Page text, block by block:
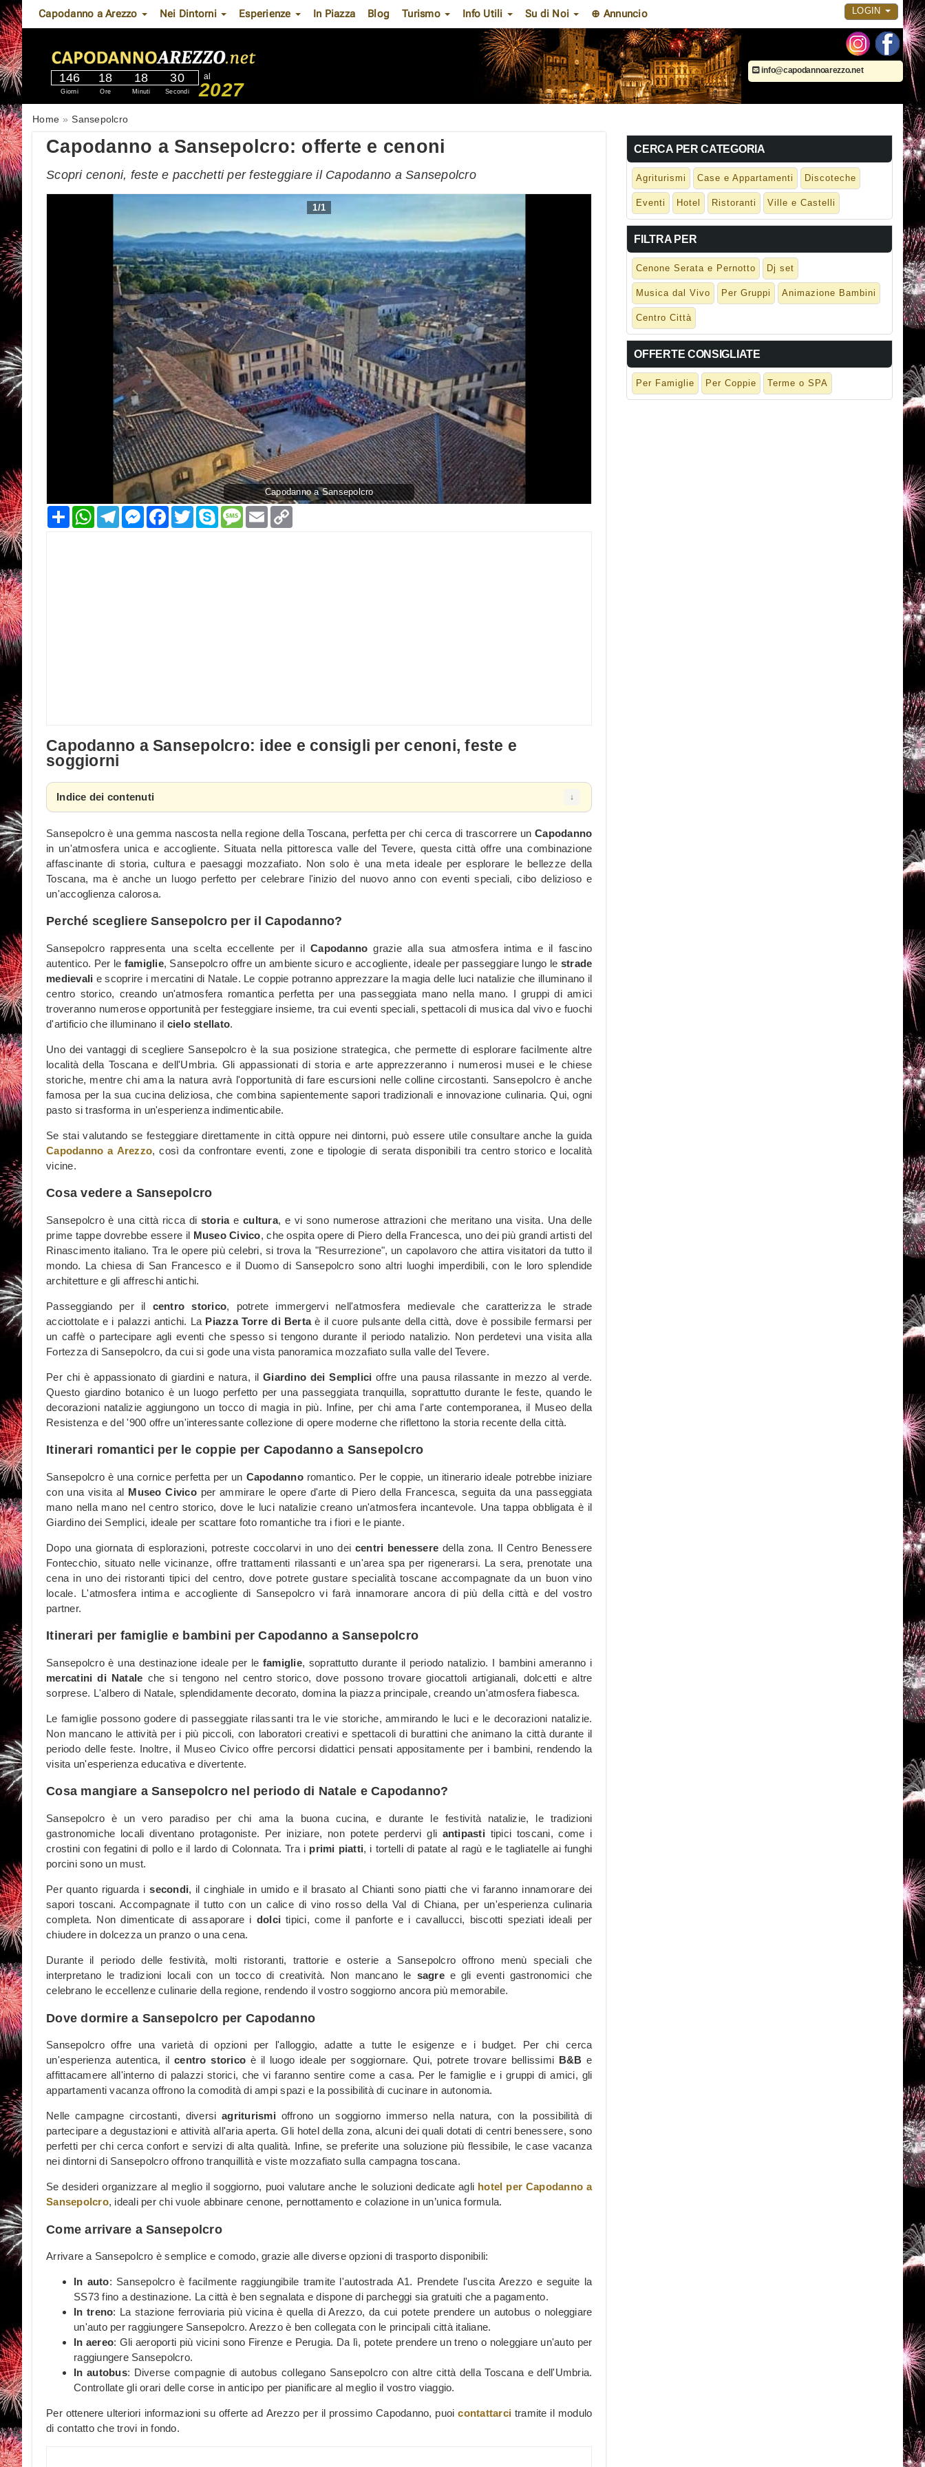
Capodanno a Arezzo Nei Dintorni Esperienze In Piazza Blog Turismo Info Utili Su di Noi ⊕ Annuncio LOGIN
146
Giorni
18
Ore
18
Minuti
29
Secondi
al
2027
info@capodannoarezzo.net
Home Sansepolcro
Capodanno a Sansepolcro: offerte e cenoni
Scopri cenoni, feste e pacchetti per festeggiare il Capodanno a Sansepolcro
1/1
Capodanno a Sansepolcro
CondividiWhatsAppTelegramMessenger
Facebook
TwitterSkypeMessage
Email
Capodanno a Sansepolcro: idee e consigli per cenoni, feste e
soggiorni
Indice dei contenuti
Sansepolcro è una gemma nascosta nella regione della Toscana, perfetta per chi cerca di trascorrere unCapodanno
in un'atmosfera unica e accogliente. Situata nella pittoresca valle del Tevere, questa città offre una combinazione
affascinante di storia, cultura e paesaggi mozzafiato. Non solo è una meta ideale per esplorare le bellezze della
Toscana, ma è anche un luogo perfetto per celebrare l'inizio del nuovo anno con eventi speciali, cibo delizioso e
un'accoglienza calorosa.
Perché scegliere Sansepolcro per il Capodanno?
Sansepolcro rappresenta una scelta eccellente per ilCapodanno grazie alla sua atmosfera intima e il fascino
autentico. Per le famiglie, Sansepolcro offre un ambiente sicuro e accogliente, ideale per passeggiare lungo le strade
medievali e scoprire i mercatini di Natale. Le coppie potranno apprezzare la magia delle luci natalizie che illuminano il
centro storico, creando un'atmosfera romantica perfetta per una passeggiata mano nella mano. I gruppi di amici
troveranno numerose opportunità per festeggiare insieme, tra cui eventi speciali, spettacoli di musica dal vivo e fuochi
d'artificio che illuminano il cielo stellato.
Uno dei vantaggi di scegliere Sansepolcro è la sua posizione strategica, che permette di esplorare facilmente altre
località della Toscana e dell'Umbria. Gli appassionati di storia e arte apprezzeranno i numerosi musei e le chiese
storiche, mentre chi ama la natura avrà l'opportunità di fare escursioni nelle colline circostanti. Sansepolcro è anche
famosa per la sua cucina deliziosa, che combina sapientemente sapori tradizionali e innovazione culinaria. Qui, ogni
pasto si trasforma in un'esperienza indimenticabile.
Se stai valutando se festeggiare direttamente in città oppure nei dintorni, può essere utile consultare anche la guida
Capodanno a Arezzo, così da confrontare eventi, zone e tipologie di serata disponibili tra centro storico e località
vicine.
Cosa vedere a Sansepolcro
Sansepolcro è una città ricca di storiaecultura, e vi sono numerose attrazioni che meritano una visita. Una delle
prime tappe dovrebbe essere il Museo Civico, che ospita opere di Piero della Francesca, uno dei più grandi artisti del
Rinascimento italiano. Tra le opere più celebri, si trova la "Resurrezione", un capolavoro che attira visitatori da tutto il
mondo. La chiesa di San Francesco e il Duomo di Sansepolcro sono altri luoghi imperdibili, con le loro splendide
architetture e gli affreschi antichi.
Passeggiando per il centro storico, potrete immergervi nell'atmosfera medievale che caratterizza le strade
acciottolate e i palazzi antichi. La Piazza Torre di Bertaè il cuore pulsante della città, dove è possibile fermarsi per
un caffè o partecipare agli eventi che spesso si tengono durante il periodo natalizio. Non perdetevi una visita alla
Fortezza di Sansepolcro, da cui si gode una vista panoramica mozzafiato sulla valle del Tevere.
Per chi è appassionato di giardini e natura, ilGiardino dei Semplici offre una pausa rilassante in mezzo al verde.
Questo giardino botanico è un luogo perfetto per una passeggiata tranquilla, soprattutto durante le feste, quando le
decorazioni natalizie aggiungono un tocco di magia in più. Infine, per chi ama l'arte contemporanea, il Museo della
Resistenza e del '900 offre un'interessante collezione di opere moderne che riflettono la storia recente della città.
Itinerari romantici per le coppie per Capodanno a Sansepolcro
Sansepolcro è una cornice perfetta per un Capodannoromantico. Per le coppie, un itinerario ideale potrebbe iniziare
con una visita al Museo Civicoper ammirare le opere d'arte di Piero della Francesca, seguita da una passeggiata
mano nella mano nel centro storico, dove le luci natalizie creano un'atmosfera incantevole. Una tappa obbligata è il
Giardino dei Semplici, ideale per scattare foto romantiche tra i fiori e le piante.
Dopo una giornata di esplorazioni, potreste coccolarvi in uno dei centri benessere della zona. Il Centro Benessere
Fontecchio, situato nelle vicinanze, offre trattamenti rilassanti e un'area spa per rigenerarsi. La sera, prenotate una
cena in uno dei ristoranti tipici del centro, dove potrete gustare specialità toscane accompagnate da un buon vino
locale. L'atmosfera intima e accogliente di Sansepolcro vi farà innamorare ancora di più della città e del vostro
partner.
Itinerari per famiglie e bambini per Capodanno a Sansepolcro
Sansepolcro è una destinazione ideale per le famiglie, soprattutto durante il periodo natalizio. I bambini ameranno i
mercatini di Natale che si tengono nel centro storico, dove possono trovare giocattoli artigianali, dolcetti e altre
sorprese. L'albero di Natale, splendidamente decorato, domina la piazza principale, creando un'atmosfera fiabesca.
Le famiglie possono godere di passeggiate rilassanti tra le vie storiche, ammirando le luci e le decorazioni natalizie.
Non mancano le attività per i più piccoli, con laboratori creativi e spettacoli di burattini che animano la città durante il
periodo delle feste. Inoltre, il Museo Civico offre percorsi didattici pensati appositamente per i bambini, rendendo la
visita un'esperienza educativa e divertente.
Cosa mangiare a Sansepolcro nel periodo di Natale e Capodanno?
Sansepolcro è un vero paradiso per chi ama la buona cucina, e durante le festività natalizie, le tradizioni
gastronomiche locali diventano protagoniste. Per iniziare, non potete perdervi gli antipasti tipici toscani, come i
crostini con fegatini di pollo e il lardo di Colonnata. Tra i primi piatti, i tortelli di patate al ragù e le tagliatelle ai funghi
porcini sono un must.
Per quanto riguarda isecondi, il cinghiale in umido e il brasato al Chianti sono piatti che vi faranno innamorare dei
sapori toscani. Accompagnate il tutto con un calice di vino rosso della Val di Chiana, per un'esperienza culinaria
completa. Non dimenticate di assaporare i dolci tipici, come il panforte e i cavallucci, biscotti speziati ideali per
chiudere in dolcezza un pranzo o una cena.
Durante il periodo delle festività, molti ristoranti, trattorie e osterie a Sansepolcro offrono menù speciali che
interpretano le tradizioni locali con un tocco di creatività. Non mancano le sagree gli eventi gastronomici che
celebrano le eccellenze culinarie della regione, rendendo il vostro soggiorno ancora più memorabile.
Dove dormire a Sansepolcro per Capodanno
Sansepolcro offre una varietà di opzioni per l'alloggio, adatte a tutte le esigenze e i budget. Per chi cerca
un'esperienza autentica, ilcentro storico è il luogo ideale per soggiornare. Qui, potrete trovare bellissimi B&B e
affittacamere all'interno di palazzi storici, che vi faranno sentire come a casa. Per le famiglie e i gruppi di amici, gli
appartamenti vacanza offrono la comodità di ampi spazi e la possibilità di cucinare in autonomia.
Nelle campagne circostanti, diversiagriturismi offrono un soggiorno immerso nella natura, con la possibilità di
partecipare a degustazioni e attività all'aria aperta. Gli hotel della zona, alcuni dei quali dotati di centri benessere, sono
perfetti per chi cerca confort e servizi di alta qualità. Infine, se preferite una soluzione più flessibile, le case vacanza
nei dintorni di Sansepolcro offrono tranquillità e viste mozzafiato sulla campagna toscana.
Se desideri organizzare al meglio il soggiorno, puoi valutare anche le soluzioni dedicate agli hotel per Capodanno a
Sansepolcro, ideali per chi vuole abbinare cenone, pernottamento e colazione in un’unica formula.
Come arrivare a Sansepolcro
Arrivare a Sansepolcro è semplice e comodo, grazie alle diverse opzioni di trasporto disponibili:
In auto: Sansepolcro è facilmente raggiungibile tramite l'autostrada A1. Prendete l'uscita Arezzo e seguite la
SS73 fino a destinazione. La città è ben segnalata e dispone di parcheggi sia gratuiti che a pagamento.
In treno: La stazione ferroviaria più vicina è quella di Arezzo, da cui potete prendere un autobus o noleggiare
un'auto per raggiungere Sansepolcro. Arezzo è ben collegata con le principali città italiane.
In aereo: Gli aeroporti più vicini sono Firenze e Perugia. Da lì, potete prendere un treno o noleggiare un'auto per
raggiungere Sansepolcro.
In autobus: Diverse compagnie di autobus collegano Sansepolcro con altre città della Toscana e dell'Umbria.
Controllate gli orari delle corse in anticipo per pianificare al meglio il vostro viaggio.
Per ottenere ulteriori informazioni su offerte ad Arezzo per il prossimo Capodanno, puoicontattarci tramite il modulo
di contatto che trovi in fondo.
CERCA PER CATEGORIA
Agriturismi Case e Appartamenti Discoteche
Eventi Hotel Ristoranti Ville e Castelli
FILTRA PER
Cenone Serata e Pernotto Dj set
Musica dal Vivo Per Gruppi Animazione Bambini
Centro Città
OFFERTE CONSIGLIATE
Per Famiglie Per Coppie Terme o SPA